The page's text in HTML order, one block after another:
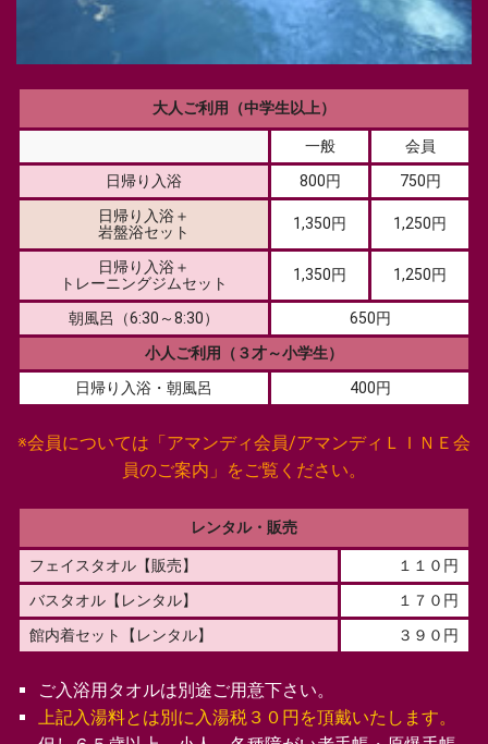
大人ご利用（中学生以上）
一般
会員
日帰り入浴
800円
750円
日帰り入浴＋
岩盤浴セット
1,350円 1,250円
日帰り入浴＋
トレーニングジムセット
1,350円 1,250円
朝風呂（6:30～8:30）
650円
小人ご利用（３才～小学生）
日帰り入浴・朝風呂
400円
※会員については「アマンディ会員/アマンディＬＩＮＥ会
員のご案内」をご覧ください。
レンタル・販売
フェイスタオル【販売】
１１０円
バスタオル【レンタル】
１７０円
館内着セット【レンタル】
３９０円
ご入浴用タオルは別途ご用意下さい。
上記入湯料とは別に入湯税３０円を頂戴いたします。